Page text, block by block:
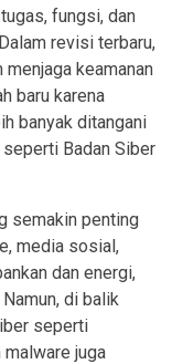
fungsi, dan
revisi terbaru,
keamanan
baru karena
banyak ditangani
Badan Siber
semakin penting
media sosial,
dan energi,
di balik
seperti
malware juga